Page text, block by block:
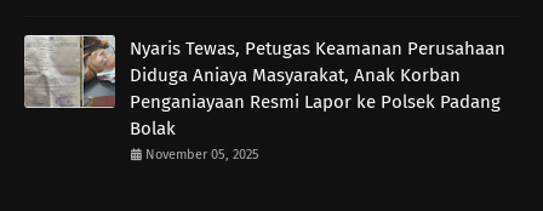
Nyaris Tewas, Petugas Keamanan Perusahaan
Diduga Aniaya Masyarakat, Anak Korban
Penganiayaan Resmi Lapor ke Polsek Padang
Bolak
November 05, 2025